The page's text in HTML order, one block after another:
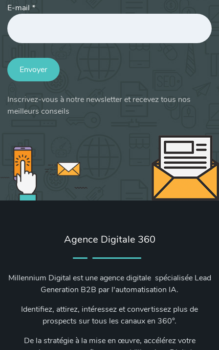
E-mail *
Envoyer
Inscrivez-vous à notre newsletter et recevez tous nos
meilleurs conseils
Agence Digitale 360
Millennium Digital est une agence digitale spécialisée Lead
Generation B2B par l'automatisation IA.
Identifiez, attirez, intéressez et convertissez plus de
prospects sur tous les canaux en 360°.
De la stratégie à la mise en œuvre, accélérez votre